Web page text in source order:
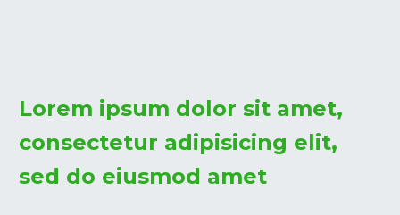
Lorem ipsum dolor sit amet,
consectetur adipisicing elit,
sed do eiusmod amet